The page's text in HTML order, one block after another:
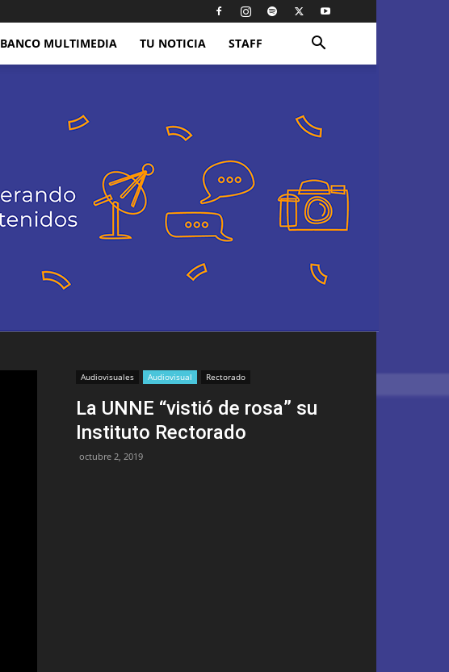
BANCO MULTIMEDIA TU NOTICIA STAFF
Audiovisuales Audiovisual Rectorado
La UNNE “vistió de rosa” su
Instituto Rectorado
octubre 2, 2019